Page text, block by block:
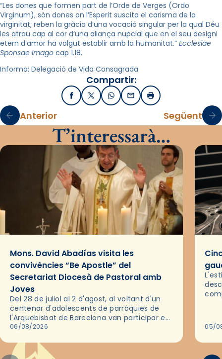
“Les dones que formen part de l’Orde de Verges (Ordo
Virginum), són dones on l’Esperit suscita el carisma de la
virginitat, reben la gràcia d’una vocació singular per la qual Déu
les atrau cap al cor d’una aliança nupcial que en el seu designi
etern d’amor ha volgut establir amb la humanitat.” Ecclesiae
Sponsae Imago cap 1.18.
Informa: Delegació de Vida Consagrada
Compartir:
FacebookX / TwitterWhatsApp
EmailImprimir
Anterior Següent
T’interessarà…
Mons. David Abadías visita les
convivències “Be Apostle” del
Secretariat Diocesà de Pastoral amb
Joves
Del 28 de juliol al 2 d'agost, al voltant d'un
centenar d'adolescents de parròquies de
l'Arquebisbat de Barcelona van participar en
les convivències Be Apostle, organitzades
06/08/2026 05/